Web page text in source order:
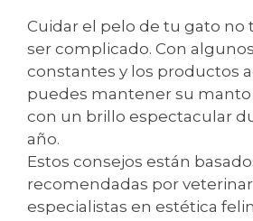
Cuidar el pelo de tu gato no
ser complicado. Con
constantes y los productos
puedes mantener su manto
con un brillo espectacular
año.
Estos consejos están
recomendadas por
especialistas en estética